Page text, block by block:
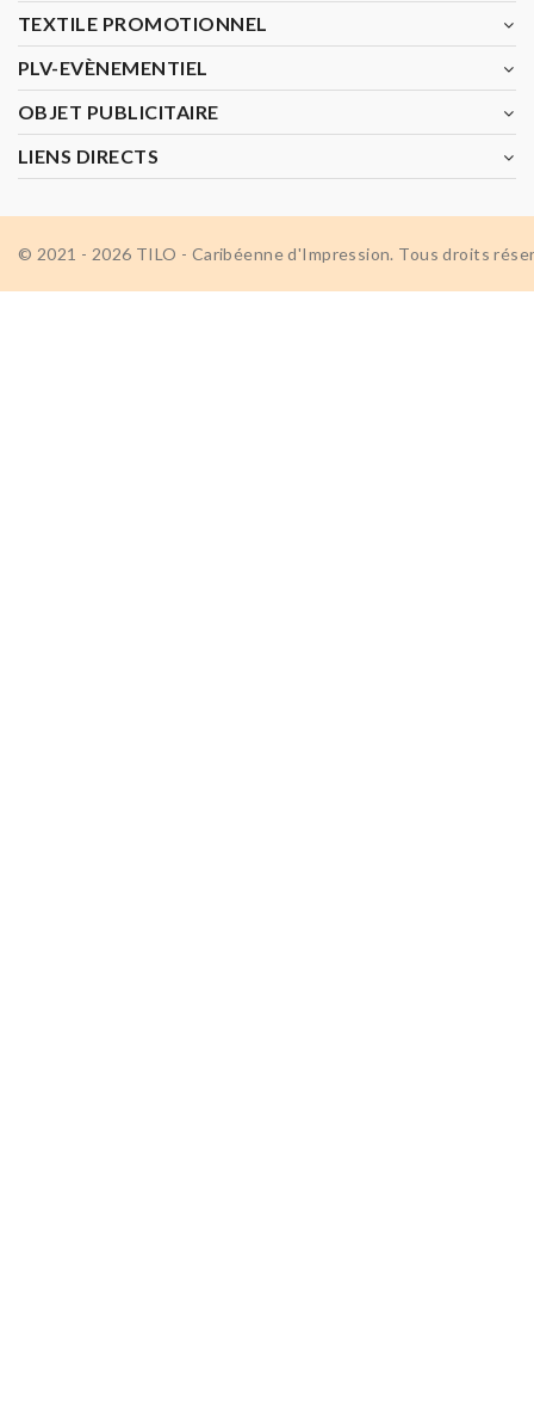
TEXTILE PROMOTIONNEL
PLV-EVÈNEMENTIEL
OBJET PUBLICITAIRE
LIENS DIRECTS
© 2021 - 2026 TILO - Caribéenne d'Impression. Tous droits